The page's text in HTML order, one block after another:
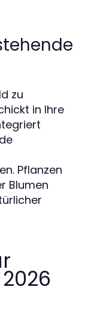
zu
in Ihre
Pflanzen
Blumen